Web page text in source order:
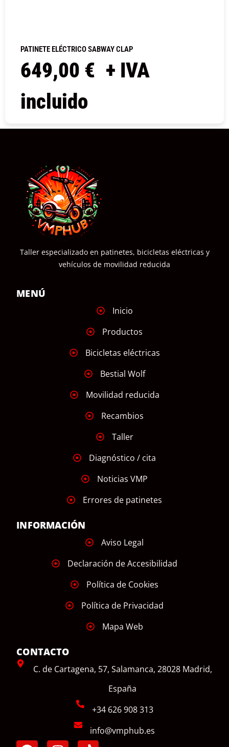
PATINETE ELÉCTRICO SABWAY CLAP
649,00 € + IVA
incluido
Taller especializado en patinetes, bicicletas eléctricas y
vehículos de movilidad reducida
MENÚ
Inicio
Productos
Bicicletas eléctricas
Bestial Wolf
Movilidad reducida
Recambios
Taller
Diagnóstico / cita
Noticias VMP
Errores de patinetes
INFORMACIÓN
Aviso Legal
Declaración de Accesibilidad
Política de Cookies
Política de Privacidad
Mapa Web
CONTACTO
C. de Cartagena, 57, Salamanca, 28028 Madrid,
España
+34 626 908 313
info@vmphub.es